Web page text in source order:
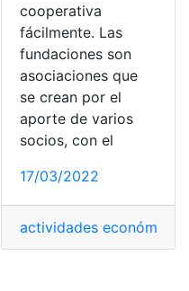
,monto,Sociedad Limitada
cooperativa
fácilmente. Las
fundaciones son
asociaciones que
se crean por el
aporte de varios
socios, con el
17/03/2022
actividades económicas